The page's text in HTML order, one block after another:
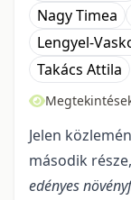
Nagy Timea
Lengyel-
Takács Attila
Jelen
második
edényes